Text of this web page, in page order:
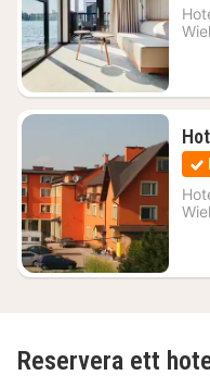
Reservera ett